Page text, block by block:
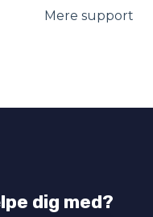
Mere support
dig med?